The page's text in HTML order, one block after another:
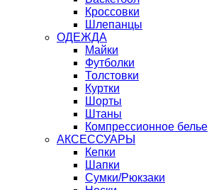
Кроссовки
Шлепанцы
ОДЕЖДА
Майки
Футболки
Толстовки
Куртки
Шорты
Штаны
Компрессионное белье
АКСЕССУАРЫ
Кепки
Шапки
Сумки/Рюкзаки